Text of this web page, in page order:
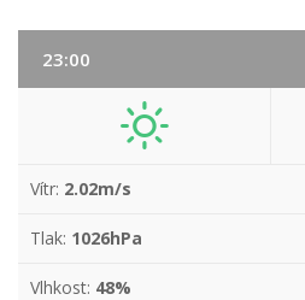
23:00
Vítr: 2.02m/s
Tlak: 1026hPa
Vlhkost: 48%